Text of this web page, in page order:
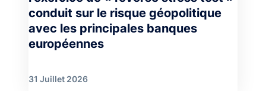
conduit sur le risque géopolitique
avec les principales banques
européennes
31 Juillet 2026